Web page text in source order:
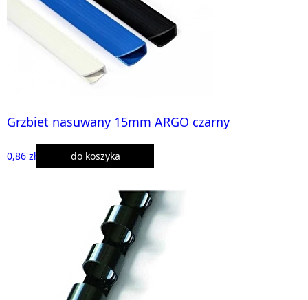
Grzbiet nasuwany 15mm ARGO czarny
0,86 zł do koszyka